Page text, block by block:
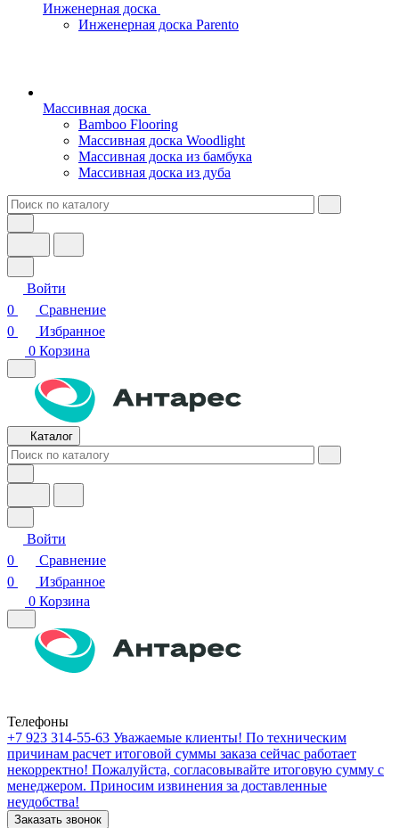
Инженерная доска
Инженерная доска Parento
Массивная доска
Bamboo Flooring
Массивная доска Woodlight
Массивная доска из бамбука
Массивная доска из дуба
Войти
0
Сравнение
0
Избранное
0 Корзина
Каталог
Войти
0
Сравнение
0
Избранное
0 Корзина
Телефоны
+7 923 314-55-63 Уважаемые клиенты! По техническим
причинам расчет итоговой суммы заказа сейчас работает
некорректно! Пожалуйста, согласовывайте итоговую сумму с
менеджером. Приносим извинения за доставленные
неудобства!
Заказать звонок